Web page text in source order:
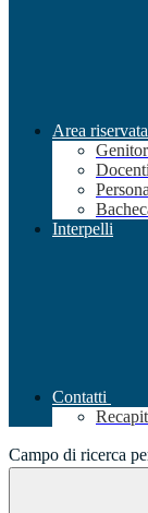
Area riservata
Docenti
Interpelli
Contatti
Campo di ricerca